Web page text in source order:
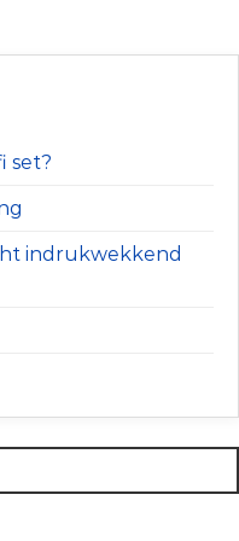
set?
indrukwekkend